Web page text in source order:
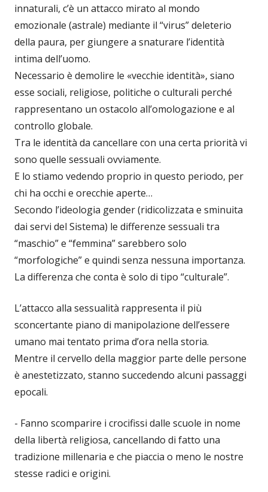
innaturali, c’è un attacco mirato al mondo
emozionale (astrale) mediante il “virus” deleterio
della paura, per giungere a snaturare l’identità
intima dell’uomo.
Necessario è demolire le «vecchie identità», siano
esse sociali, religiose, politiche o culturali perché
rappresentano un ostacolo all’omologazione e al
controllo globale.
Tra le identità da cancellare con una certa priorità vi
sono quelle sessuali ovviamente.
E lo stiamo vedendo proprio in questo periodo, per
chi ha occhi e orecchie aperte…
Secondo l’ideologia gender (ridicolizzata e sminuita
dai servi del Sistema) le differenze sessuali tra
“maschio” e “femmina” sarebbero solo
“morfologiche” e quindi senza nessuna importanza.
La differenza che conta è solo di tipo “culturale”.
L’attacco alla sessualità rappresenta il più
sconcertante piano di manipolazione dell’essere
umano mai tentato prima d’ora nella storia.
Mentre il cervello della maggior parte delle persone
è anestetizzato, stanno succedendo alcuni passaggi
epocali.
- Fanno scomparire i crocifissi dalle scuole in nome
della libertà religiosa, cancellando di fatto una
tradizione millenaria e che piaccia o meno le nostre
stesse radici e origini.